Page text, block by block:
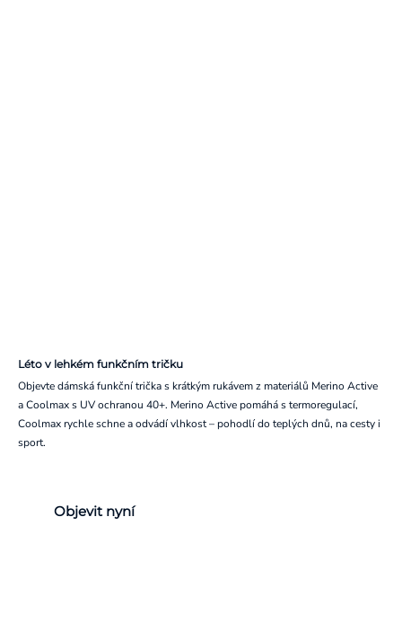
Léto v lehkém funkčním tričku
Objevte dámská funkční trička s krátkým rukávem z materiálů Merino Active
a Coolmax s UV ochranou 40+. Merino Active pomáhá s termoregulací,
Coolmax rychle schne a odvádí vlhkost – pohodlí do teplých dnů, na cesty i
sport.
Objevit nyní